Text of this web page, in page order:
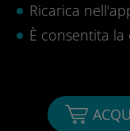
Ricarica
È consentita